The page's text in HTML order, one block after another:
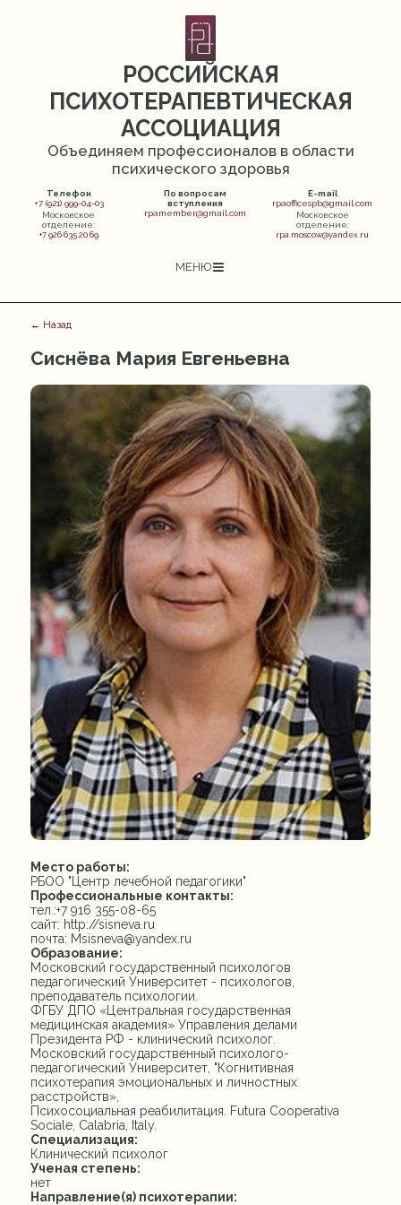
РОССИЙСКАЯ
ПСИХОТЕРАПЕВТИЧЕСКАЯ
АССОЦИАЦИЯ
Объединяем профессионалов в области
психического здоровья
Телефон
+7 (921) 999-04-03
Московское
отделение:
+7 926 635 20 69
По вопросам
вступления
rpamember@gmail.com
E-mail
rpaofficespb@gmail.com
Московское
отделение:
rpa.moscow@yandex.ru
МЕНЮ
← Назад
Сиснёва Мария Евгеньевна
Место работы:
РБОО "Центр лечебной педагогики"
Профессиональные контакты:
тел.:+7 916 355-08-65
сайт: http://sisneva.ru
почта: Msisneva@yandex.ru
Образование:
Московский государственный психологов
педагогический Университет - психологов,
преподаватель психологии.
ФГБУ ДПО «Центральная государственная
медицинская академия» Управления делами
Президента РФ - клинический психолог.
Московский государственный психолого-
педагогический Университет, "Когнитивная
психотерапия эмоциональных и личностных
расстройств»,
Психосоциальная реабилитация. Futura Cooperativa
Sociale, Calabria, Italy.
Специализация:
Клинический психолог
Ученая степень:
нет
Направление(я) психотерапии: